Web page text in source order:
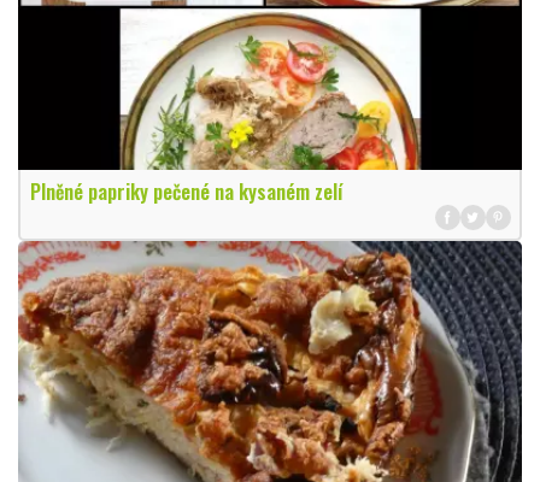
Plněné papriky pečené na kysaném zelí